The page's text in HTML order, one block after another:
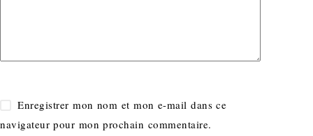
Enregistrer mon nom et mon e-mail dans ce
navigateur pour mon prochain commentaire.